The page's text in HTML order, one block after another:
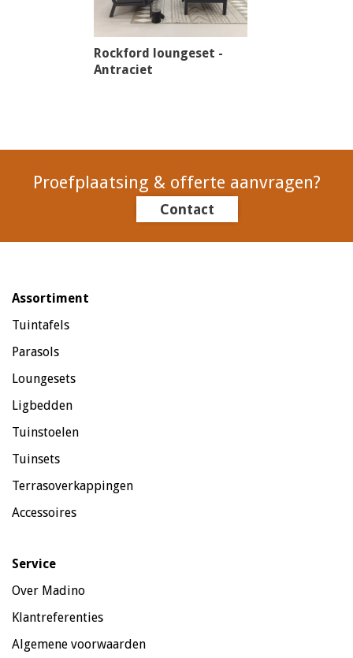
Rockford loungeset -
Antraciet
Proefplaatsing & offerte aanvragen?
Contact
Assortiment
Tuintafels
Parasols
Loungesets
Ligbedden
Tuinstoelen
Tuinsets
Terrasoverkappingen
Accessoires
Service
Over Madino
Klantreferenties
Algemene voorwaarden